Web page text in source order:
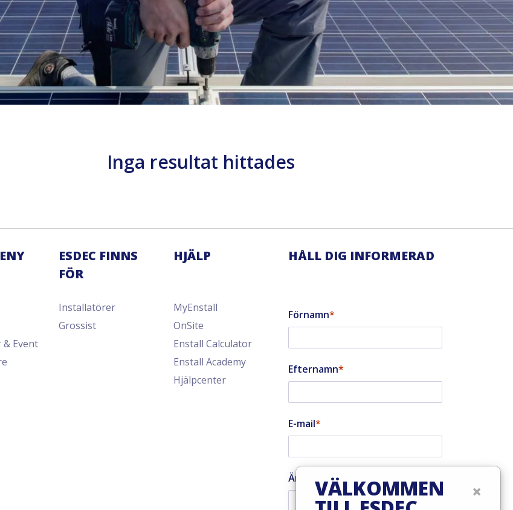
Inga resultat hittades
Event
ESDEC FINNS
FÖR
Installatörer
Grossist
HJÄLP
MyEnstall
OnSite
Enstall Calculator
Enstall Academy
Hjälpcenter
HÅLL DIG INFORMERAD
Förnamn
Efternamn
E-mail
Är du en installatör?
×
VÄLKOMMEN